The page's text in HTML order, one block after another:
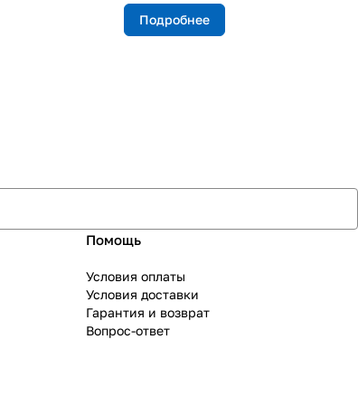
Подробнее
Помощь
Условия оплаты
Условия доставки
Гарантия и возврат
Вопрос-ответ